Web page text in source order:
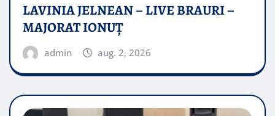
LAVINIA JELNEAN – LIVE BRAURI –
MAJORAT IONUŢ
admin aug. 2, 2026